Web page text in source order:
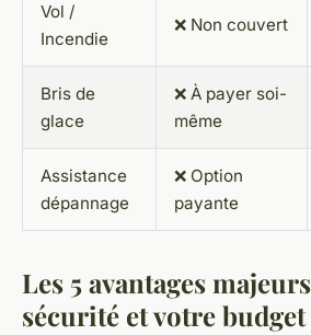
Vol /
Incendie
❌ Non couvert
Bris de
glace
❌ À payer soi-
même
Assistance
dépannage
❌ Option
payante
Les 5 avantages
sécurité et votre budget